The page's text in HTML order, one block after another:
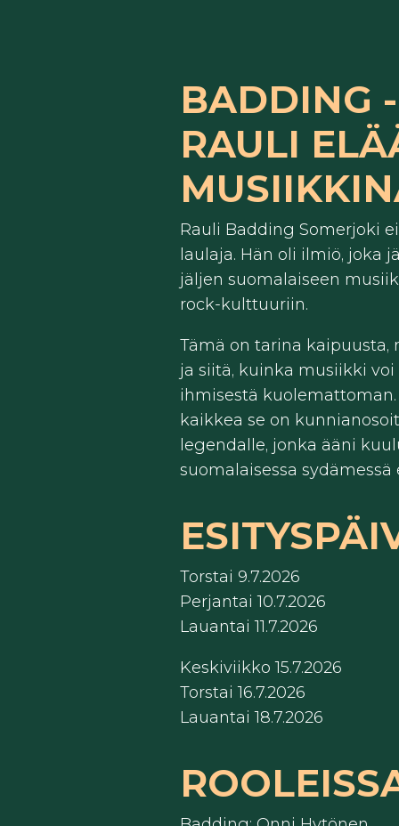
BADDING -
RAULI
Rauli Badding Somerjoki
laulaja. Hän oli ilmiö, joka
jäljen suomalaiseen
rock-kulttuuriin.
Tämä on tarina kaipuusta,
ja siitä, kuinka musiikki voi
ihmisestä kuolemattoman.
kaikkea se on
legendalle, jonka ääni
suomalaisessa sydämessä
Torstai 9.7.2026
Perjantai 10.7.2026
Lauantai 11.7.2026
Keskiviikko 15.7.2026
Torstai 16.7.2026
Lauantai 18.7.2026